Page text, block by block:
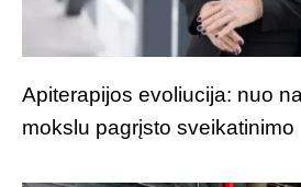
Apiterapijos evoliucija: nuo
mokslu pagrįsto sveikatinimo